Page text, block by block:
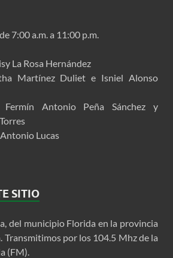
7:00 a.m. a 11:00 p.m.
La Rosa Hernández
Martínez Duliet e Isniel Alonso
Fermín Antonio Peña Sánchez y
Lucas
SITIO
del municipio Florida en la provincia
Transmitimos por los 104.5 Mhz de la
(FM).